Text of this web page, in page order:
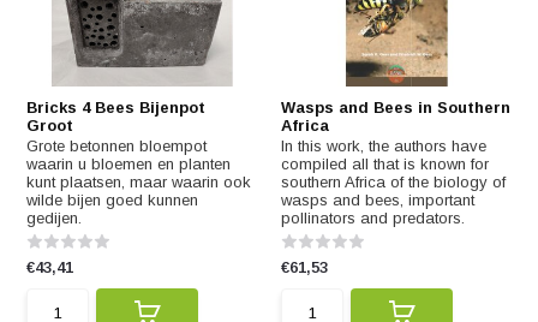
Bricks 4 Bees Bijenpot
Groot
Grote betonnen bloempot
waarin u bloemen en planten
kunt plaatsen, maar waarin ook
wilde bijen goed kunnen
gedijen.
€43,41
Wasps and Bees in Southern
Africa
In this work, the authors have
compiled all that is known for
southern Africa of the biology of
wasps and bees, important
pollinators and predators.
€61,53